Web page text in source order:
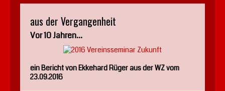
aus der Vergangenheit
Vor 10 Jahren...
ein Bericht von Ekkehard Rüger aus der WZ vom
23.09.2016